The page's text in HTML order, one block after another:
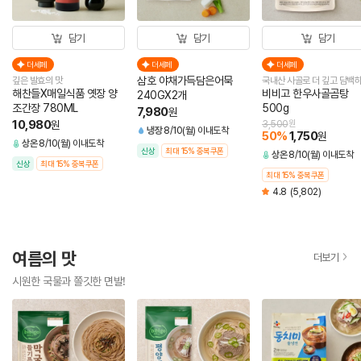
담기
더세페
깊은 발효의 맛
해찬들X매일식품 옛장 양
조간장 780ML
10,980원
상온 8/10(월) 이내도착
신상 최대 15% 중복쿠폰
담기
더세페
삼호 야채가득담은어묵
240GX2개
7,980원
냉장 8/10(월) 이내도착
신상 최대 15% 중복쿠폰
담기
더세페
국내산 사골로 더 깊고 담백
비비고 한우사골곰탕
500g
50%1,750원
3,500원
상온 8/10(월) 이내도착
최대 15% 중복쿠폰
4.8 (5,802)
여름의 맛
시원한 국물과 쫄깃한 면발!
더보기